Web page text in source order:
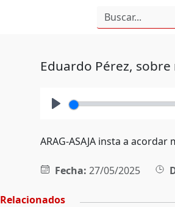
Eduardo Pérez,
ARAG-ASAJA insta a
Fecha: 27/05/2025
Relacionados